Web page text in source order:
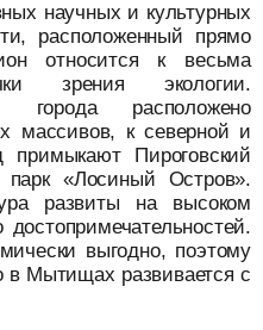
научных и культурных
расположенный прямо
относится к весьма
зрения экологии.
города расположено
массивов, к северной и
Пироговский
«Лосиный Остров».
развиты на высоком
выгодно, поэтому
в Мытищах развивается с